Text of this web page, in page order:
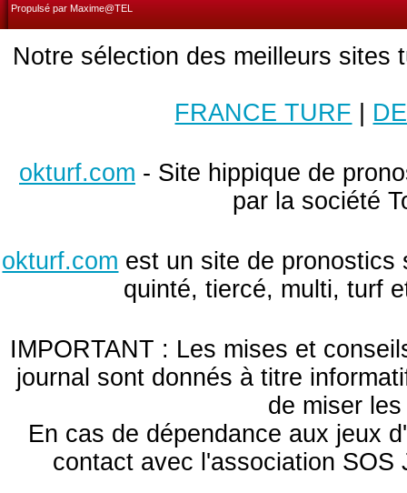
Propulsé par Maxime@TEL
Notre sélection des meilleurs sites
FRANCE TURF
okturf.com - Site hippique de
par la société
okturf.com est un site de pronostics
quinté, tiercé, multi, turf
IMPORTANT : Les mises et
journal sont donnés à titre
de miser
En cas de dépendance aux jeux
contact avec l'association